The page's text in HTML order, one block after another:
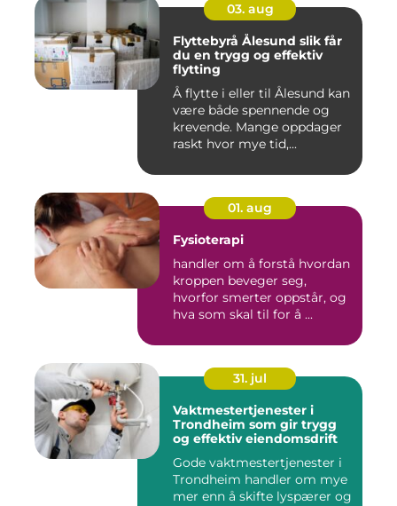
03. aug
Flyttebyrå Ålesund slik får
du en trygg og effektiv
flytting
Å flytte i eller til Ålesund kan
være både spennende og
krevende. Mange oppdager
raskt hvor mye tid,...
01. aug
Fysioterapi
handler om å forstå hvordan
kroppen beveger seg,
hvorfor smerter oppstår, og
hva som skal til for å ...
31. jul
Vaktmestertjenester i
Trondheim som gir trygg
og effektiv eiendomsdrift
Gode vaktmestertjenester i
Trondheim handler om mye
mer enn å skifte lyspærer og